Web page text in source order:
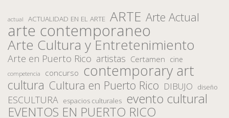
actual ACTUALIDAD EN EL ARTE ARTE Arte Actual
arte contemporaneo
Arte Cultura y Entretenimiento
Arte en Puerto Rico artistas Certamen cine
competencia concurso contemporary art
cultura Cultura en Puerto Rico DIBUJO diseño
ESCULTURA espacios culturales evento cultural
EVENTOS EN PUERTO RICO